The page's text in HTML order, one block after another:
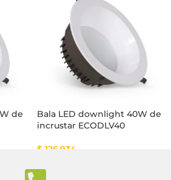
de
Bala LED downlight 40W de
incrustar ECODLV40
$ 126.934